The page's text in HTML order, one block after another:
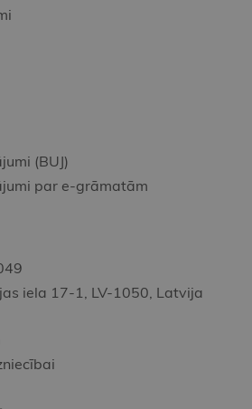
(BUJ)
par e-grāmatām
iela 17-1, LV-1050, Latvija